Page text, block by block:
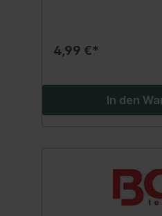
4,99 €*
In den